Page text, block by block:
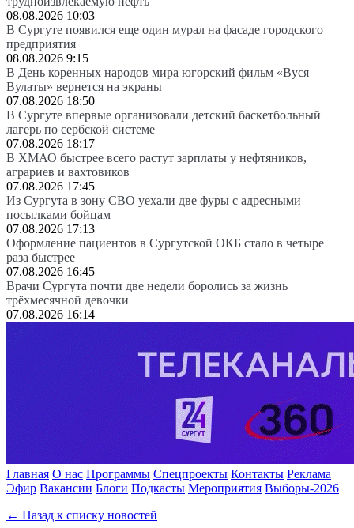
08.08.2026 10:03
В Сургуте появился еще один мурал на фасаде городского
предприятия
08.08.2026 9:15
В День коренных народов мира югорский фильм «Вуся
Вулаты» вернется на экраны
07.08.2026 18:50
В Сургуте впервые организовали детский баскетбольный
лагерь по сербской системе
07.08.2026 18:17
В ХМАО быстрее всего растут зарплаты у нефтяников,
аграриев и вахтовиков
07.08.2026 17:45
Из Сургута в зону СВО уехали две фуры с адресными
посылками бойцам
07.08.2026 17:13
Оформление пациентов в Сургутской ОКБ стало в четыре
раза быстрее
07.08.2026 16:45
Врачи Сургута почти две недели боролись за жизнь
трёхмесячной девочки
07.08.2026 16:14
Главная О нас Программы Спецпроекты Контакты Реклама
Эфир Вакансии Блоги Подкасты Мероприятия Выборы-2026
← Назад к списку новостей